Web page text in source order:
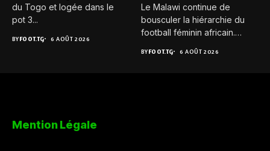
du Togo et logée dans le
pot 3...
BYFOOT.TG 6 AOÛT 2026
Le Malawi continue de
bousculer la hiérarchie du
football féminin africain.
BYFOOT.TG 6 AOÛT 2026
Mention Légale